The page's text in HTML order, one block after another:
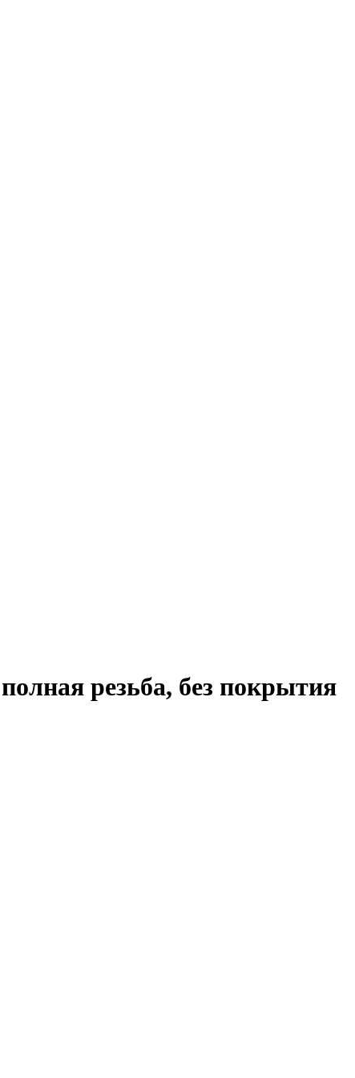
резьба, без покрытия